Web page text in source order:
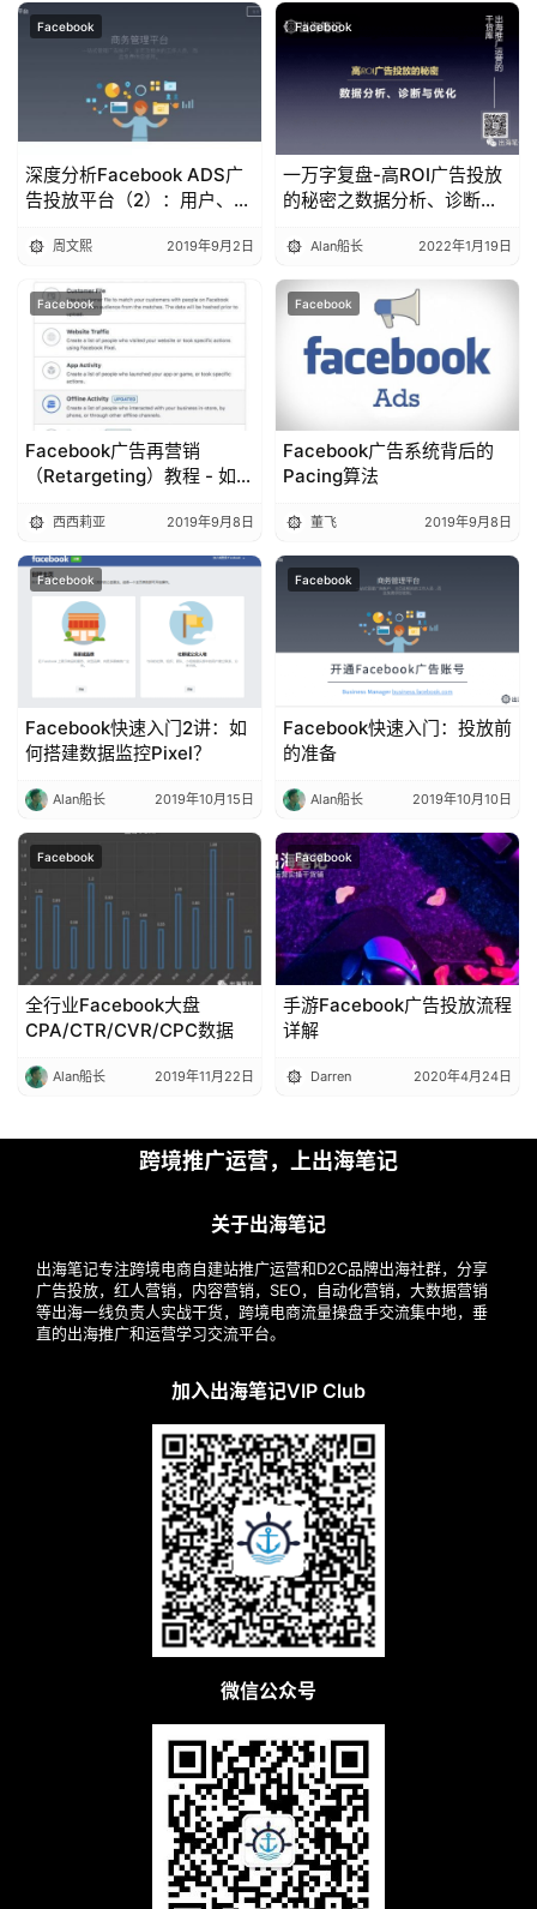
Facebook
深度分析Facebook ADS广
告投放平台（2）：用户、账
周文熙 2019年9月2日
Facebook
一万字复盘-高ROI广告投放
的秘密之数据分析、诊断与
Alan船长 2022年1月19日
Facebook
Facebook广告再营销
（Retargeting）教程 - 如何
西西莉亚 2019年9月8日
Facebook
Facebook广告系统背后的
Pacing算法
董飞 2019年9月8日
Facebook
Facebook快速入门2讲：如
何搭建数据监控Pixel？
Alan船长 2019年10月15日
Facebook
Facebook快速入门：投放前
的准备
Alan船长 2019年10月10日
Facebook
全行业Facebook大盘
CPA/CTR/CVR/CPC数据
Alan船长 2019年11月22日
Facebook
手游Facebook广告投放流程
详解
Darren 2020年4月24日
跨境推广运营，上出海笔记
关于出海笔记
出海笔记专注跨境电商自建站推广运营和D2C品牌出海社群，分享
广告投放，红人营销，内容营销，SEO，自动化营销，大数据营销
等出海一线负责人实战干货，跨境电商流量操盘手交流集中地，垂
直的出海推广和运营学习交流平台。
加入出海笔记VIP Club
微信公众号